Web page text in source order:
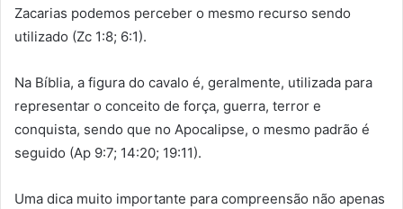
Zacarias podemos perceber o mesmo recurso sendo
utilizado (Zc 1:8; 6:1).
Na Bíblia, a figura do cavalo é, geralmente, utilizada para
representar o conceito de força, guerra, terror e
conquista, sendo que no Apocalipse, o mesmo padrão é
seguido (Ap 9:7; 14:20; 19:11).
Uma dica muito importante para compreensão não apenas